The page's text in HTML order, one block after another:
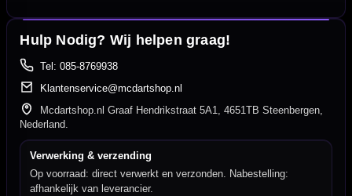
Hulp Nodig? Wij helpen graag!
Tel: 085-8769938
Klantenservice@mcdartshop.nl
Mcdartshop.nl Graaf Hendrikstraat 5A1, 4651TB Steenbergen,
Nederland.
Verwerking & verzending
Op voorraad: direct verwerkt en verzonden. Nabestelling:
afhankelijk van leverancier.